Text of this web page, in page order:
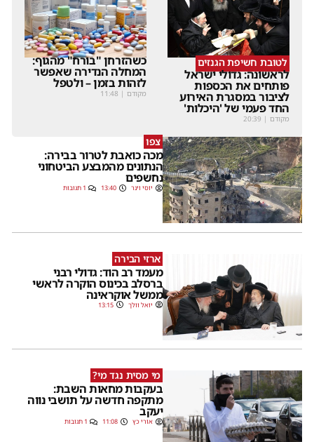
לטובת חשיפת הגנזים
לראשונה: גדולי ישראל
פותחים את הכספות
לציבור במסגרת האירוע
החד פעמי של 'היכלות'
מקודם |
20:39
כשהזרחן "בורח" מהגוף:
המחלה הנדירה שאפשר
לזהות בזמן – ולטפל
מקודם |
11:48
צפו
מכה כואבת לטרור בבירה:
הנתונים מהמבצע הביטחוני
נחשפים
יוסי וינר 13:40 1 תגובות
ארזי הבירה
מעמד רב הוד: גדולי רבני
ברסלב בכינוס הוקרה לראשי
ממשל אוקראינה
יואל וולך 13:15
מי מסית נגד מי?
בעקבות מחאות השבת:
מתקפה חדשה על תושבי נווה
יעקב
אורי כץ 11:08 1 תגובות